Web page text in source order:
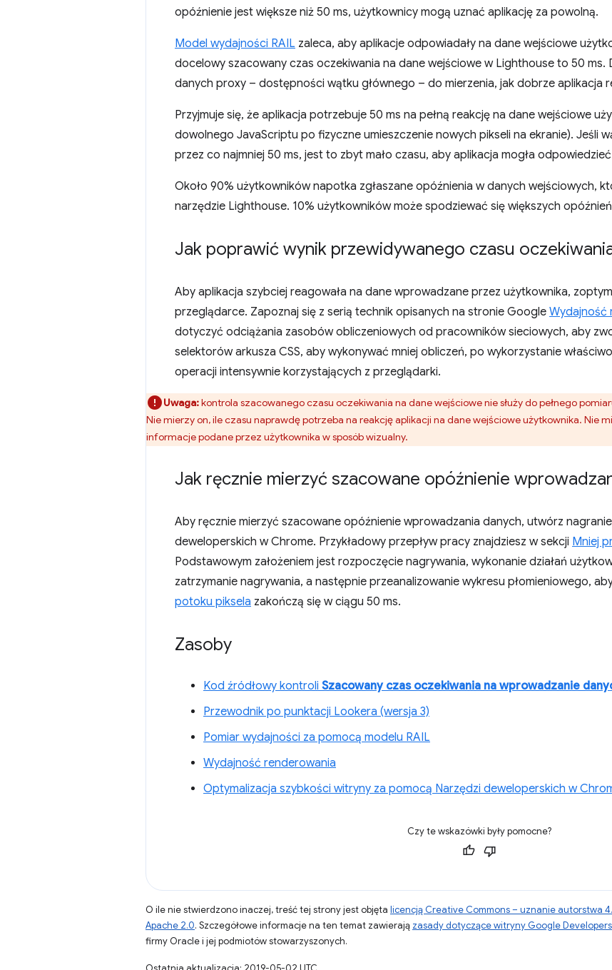
opóźnienie jest większe niż 50 ms, użytkownicy mogą uznać aplikację za powolną.
Model wydajności RAIL zaleca, aby aplikacje odpowiadały na dane wejściowe
docelowy szacowany czas oczekiwania na dane wejściowe w Lighthouse to 50 ms.
danych proxy – dostępności wątku głównego – do mierzenia, jak dobrze aplikacja
Przyjmuje się, że aplikacja potrzebuje 50 ms na pełną reakcję na dane wejściowe
dowolnego JavaScriptu po fizyczne umieszczenie nowych pikseli na ekranie). Jeśli
przez co najmniej 50 ms, jest to zbyt mało czasu, aby aplikacja mogła
Około 90% użytkowników napotka zgłaszane opóźnienia w danych wejściowych,
narzędzie Lighthouse. 10% użytkowników może spodziewać się większych
Jak poprawić wynik przewidywanego czasu
Aby aplikacja szybciej reagowała na dane wprowadzane przez użytkownika,
przeglądarce. Zapoznaj się z serią technik opisanych na stronie Google Wydajność
dotyczyć odciążania zasobów obliczeniowych od pracowników sieciowych, aby
selektorów arkusza CSS, aby wykonywać mniej obliczeń, po wykorzystanie
operacji intensywnie korzystających z przeglądarki.
Uwaga:kontrola szacowanego czasu oczekiwania na dane wejściowe nie służy do pełnego
Nie mierzy on, ile czasu naprawdę potrzeba na reakcję aplikacji na dane wejściowe użytkownika. Nie
informacje podane przez użytkownika w sposób wizualny.
Jak ręcznie mierzyć szacowane opóźnienie
Aby ręcznie mierzyć szacowane opóźnienie wprowadzania danych, utwórz
deweloperskich w Chrome. Przykładowy przepływ pracy znajdziesz w sekcji Mniej
Podstawowym założeniem jest rozpoczęcie nagrywania, wykonanie działań
zatrzymanie nagrywania, a następnie przeanalizowanie wykresu płomieniowego,
potoku piksela zakończą się w ciągu 50 ms.
Zasoby
Kod źródłowy kontroli Szacowany czas oczekiwania na wprowadzanie
Przewodnik po punktacji Lookera (wersja 3)
Pomiar wydajności za pomocą modelu RAIL
Wydajność renderowania
Optymalizacja szybkości witryny za pomocą Narzędzi deweloperskich w
Czy te wskazówki były pomocne?
O ile nie stwierdzono inaczej, treść tej strony jest objęta licencją Creative Commons – uznanie autorstwa
Apache 2.0. Szczegółowe informacje na ten temat zawierają zasady dotyczące witryny Google Developers
firmy Oracle i jej podmiotów stowarzyszonych.